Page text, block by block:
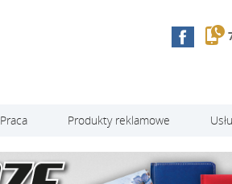
Praca Produkty reklamowe